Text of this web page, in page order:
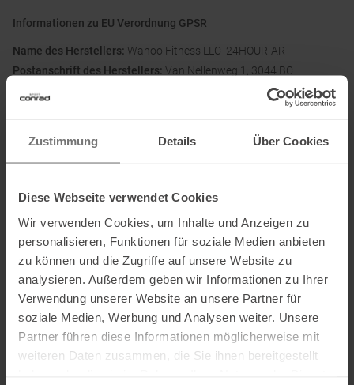
Zustimmung Details Über Cookies
Diese Webseite verwendet Cookies
Wir verwenden Cookies, um Inhalte und Anzeigen zu
personalisieren, Funktionen für soziale Medien anbieten
zu können und die Zugriffe auf unsere Website zu
analysieren. Außerdem geben wir Informationen zu Ihrer
Verwendung unserer Website an unsere Partner für
soziale Medien, Werbung und Analysen weiter. Unsere
Partner führen diese Informationen möglicherweise mit
weiteren Daten zusammen, die Sie ihnen bereitgestellt
Informationen zu EU Verordnung GPSR
Name des Herstellers: Wahoo Fitness LLC 24HOUR-AR
Postanschrift des Herstellers: Van Nellenweg 1, 3044 BC
Rotterdam NL
info@24hour-ar.com
PRODUKTEIGENSCHAFTEN :
Bedienung
Datenübertragung
Bluetooth
ANT+
WLAN